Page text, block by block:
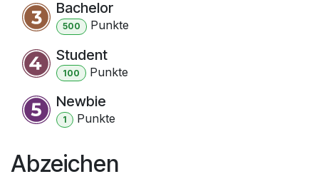
Bachelor
500 Punkte
Student
100 Punkte
Newbie
1 Punkte
Abzeichen